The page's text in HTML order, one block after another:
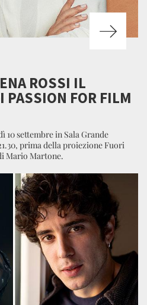
ROSSI IL
PASSION FOR FILM
10 settembre in Sala Grande
prima della proiezione Fuori
Mario Martone.